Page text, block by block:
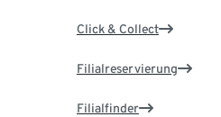
Click & Collect
Filialreservierung
Filialfinder